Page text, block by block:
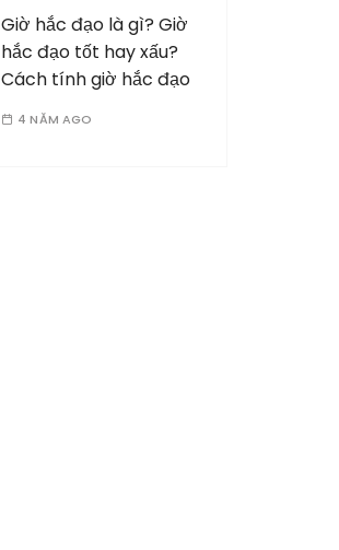
Giờ hắc đạo là gì? Giờ
hắc đạo tốt hay xấu?
Cách tính giờ hắc đạo
4 NĂM AGO